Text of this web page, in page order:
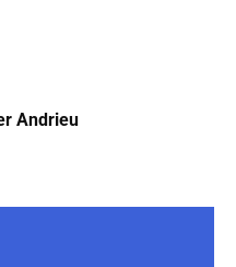
Andrieu